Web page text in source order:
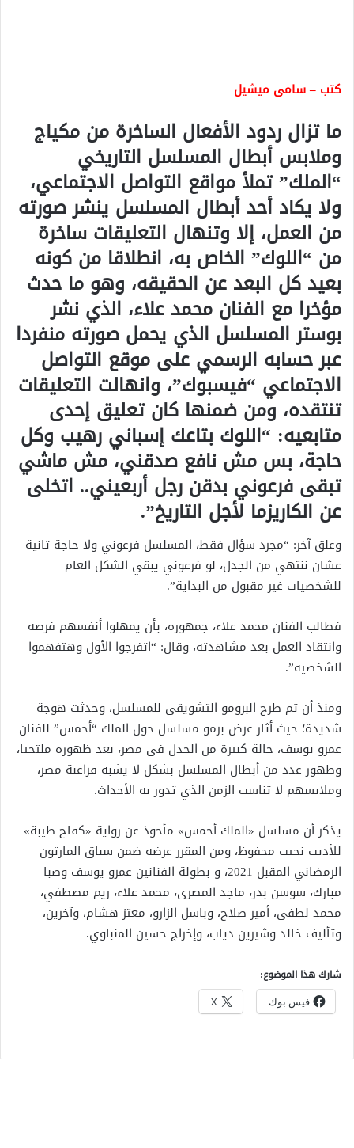
كتب – سامى ميشيل
ما تزال ردود الأفعال الساخرة من مكياج
وملابس أبطال المسلسل التاريخي
“الملك” تملأ مواقع التواصل الاجتماعي،
ولا يكاد أحد أبطال المسلسل ينشر صورته
من العمل، إلا وتنهال التعليقات ساخرة
من “اللوك” الخاص به، انطلاقا من كونه
بعيد كل البعد عن الحقيقه، وهو ما حدث
مؤخرا مع الفنان محمد علاء، الذي نشر
بوستر المسلسل الذي يحمل صورته منفردا
عبر حسابه الرسمي على موقع التواصل
الاجتماعي “فيسبوك”، وانهالت التعليقات
تنتقده، ومن ضمنها كان تعليق إحدى
متابعيه: “اللوك بتاعك إسباني رهيب وكل
حاجة، بس مش نافع صدقني، مش ماشي
تبقى فرعوني بدقن رجل أربعيني.. اتخلى
عن الكاريزما لأجل التاريخ”.
وعلق آخر: “مجرد سؤال فقط، المسلسل فرعوني ولا حاجة تانية
عشان ننتهي من الجدل، لو فرعوني يبقي الشكل العام
للشخصيات غير مقبول من البداية”.
فطالب الفنان محمد علاء، جمهوره، بأن يمهلوا أنفسهم فرصة
وانتقاد العمل بعد مشاهدته، وقال: “اتفرجوا الأول وهتفهموا
الشخصية”.
ومنذ أن تم طرح البرومو التشويقي للمسلسل، وحدثت هوجة
شديدة؛ حيث أثار عرض برمو مسلسل حول الملك “أحمس” للفنان
عمرو يوسف، حالة كبيرة من الجدل في مصر، بعد ظهوره ملتحيا،
وظهور عدد من أبطال المسلسل بشكل لا يشبه فراعنة مصر،
وملابسهم لا تناسب الزمن الذي تدور به الأحداث.
يذكر أن مسلسل «الملك أحمس» مأخوذ عن رواية «كفاح طيبة»
للأديب نجيب محفوظ، ومن المقرر عرضه ضمن سباق المارثون
الرمضاني المقبل 2021، و بطولة الفنانين عمرو يوسف وصبا
مبارك، سوسن بدر، ماجد المصرى، محمد علاء، ريم مصطفي،
محمد لطفي، أمير صلاح، وباسل الزارو، معتز هشام، وآخرين،
وتأليف خالد وشيرين دياب، وإخراج حسين المنباوي.
شارك هذا الموضوع:
فيس بوك X